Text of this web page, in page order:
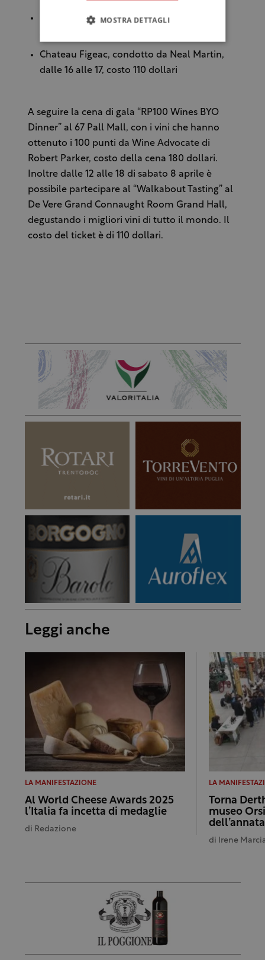
Road Trip Italy con Monica Larner, dalle 14
Chateau Figeac, condotto da Neal Martin,
dalle 16 alle 17, costo 110 dollari
A seguire la cena di gala “RP100 Wines BYO
Dinner” al 67 Pall Mall, con i vini che hanno
ottenuto i 100 punti da Wine Advocate di
Robert Parker, costo della cena 180 dollari.
Inoltre dalle 12 alle 18 di sabato 8 aprile è
possibile partecipare al “Walkabout Tasting” al
De Vere Grand Connaught Room Grand Hall,
degustando i migliori vini di tutto il mondo. Il
costo del ticket è di 110 dollari.
Leggi anche
LA MANIFESTAZIONE
Al World Cheese Awards 2025
l’Italia fa incetta di medaglie
di Redazione
LA
Torna
museo
di Irene
MOSTRA DETTAGLI